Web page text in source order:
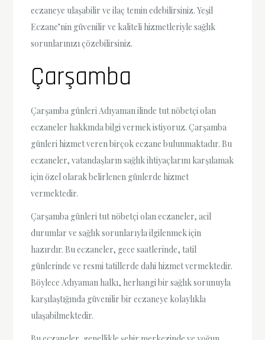
eczaneye ulaşabilir ve ilaç temin edebilirsiniz. Yeşil
Eczane’nin güvenilir ve kaliteli hizmetleriyle sağlık
sorunlarınızı çözebilirsiniz.
Çarşamba
Çarşamba günleri Adıyaman ilinde tut nöbetçi olan
eczaneler hakkında bilgi vermek istiyoruz. Çarşamba
günleri hizmet veren birçok eczane bulunmaktadır. Bu
eczaneler, vatandaşların sağlık ihtiyaçlarını karşılamak
için özel olarak belirlenen günlerde hizmet
vermektedir.
Çarşamba günleri tut nöbetçi olan eczaneler, acil
durumlar ve sağlık sorunlarıyla ilgilenmek için
hazırdır. Bu eczaneler, gece saatlerinde, tatil
günlerinde ve resmi tatillerde dahi hizmet vermektedir.
Böylece Adıyaman halkı, herhangi bir sağlık sorunuyla
karşılaştığında güvenilir bir eczaneye kolaylıkla
ulaşabilmektedir.